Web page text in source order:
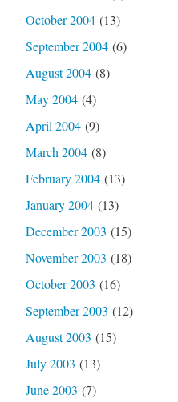
October 2004(13)
September 2004(6)
August 2004(8)
May 2004(4)
April 2004(9)
March 2004(8)
February 2004(13)
January 2004(13)
December 2003 (15)
November 2003 (18)
October 2003 (16)
September 2003 (12)
August 2003 (15)
July 2003 (13)
June 2003 (7)